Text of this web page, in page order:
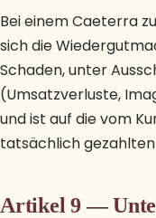
Bei einem Caeterra
sich die
Schaden, unter
(Umsatzverluste,
und ist auf die vom
tatsächlich
Artikel 9 —